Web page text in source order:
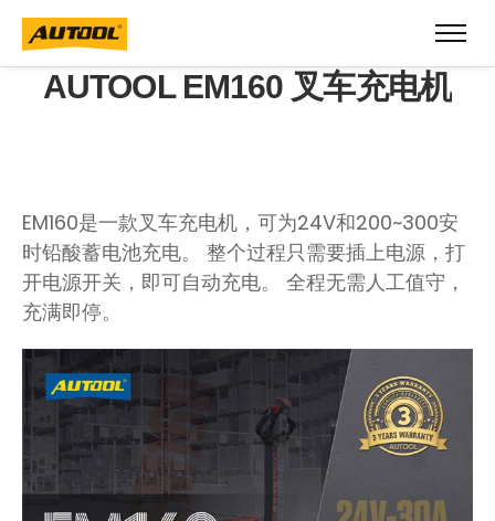
AUTOOL EM160 叉车充电机
EM160是一款叉车充电机，可为24V和200~300安
时铅酸蓄电池充电。 整个过程只需要插上电源，打
开电源开关，即可自动充电。 全程无需人工值守，
充满即停。